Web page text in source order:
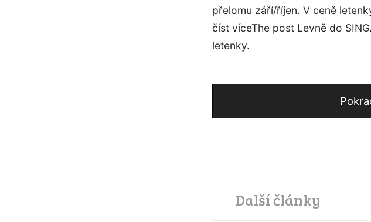
přelomu září/říjen. V ceně
číst víceThe post Levně do
letenky.
Další články